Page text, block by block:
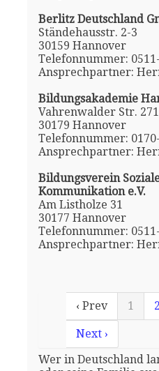
Berlitz Deutschland
Ständehausstr. 2-3
30159 Hannover
Telefonnummer:
Ansprechpartner:
Bildungsakademie
Vahrenwalder Str. 271
30179 Hannover
Telefonnummer:
Ansprechpartner:
Bildungsverein
Kommunikation e.V.
Am Listholze 31
30177 Hannover
Telefonnummer:
Ansprechpartner:
‹ Prev 1 2
Next ›
Wer in Deutschland